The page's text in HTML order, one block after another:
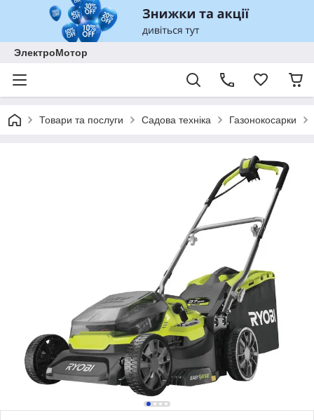
ЭлектроМотор
Товари та послуги Садова техніка Газонокосарки